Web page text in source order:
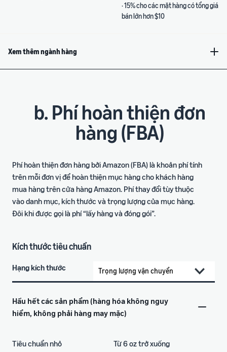
· 15% cho các mặt hàng có tổng giá
bán lớn hơn $10
Xem thêm ngành hàng
b. Phí hoàn thiện đơn
hàng (FBA)
Phí hoàn thiện đơn hàng bởi Amazon (FBA) là khoản phí tính
trên mỗi đơn vị để hoàn thiện mục hàng cho khách hàng
mua hàng trên cửa hàng Amazon. Phí thay đổi tùy thuộc
vào danh mục, kích thước và trọng lượng của mục hàng.
Đôi khi được gọi là phí “lấy hàng và đóng gói”.
Kích thước tiêu chuẩn
Hạng kích thước
Hầu hết các sản phẩm (hàng hóa không nguy
hiểm, không phải hàng may mặc)
Tiêu chuẩn nhỏ Từ 6 oz trở xuống